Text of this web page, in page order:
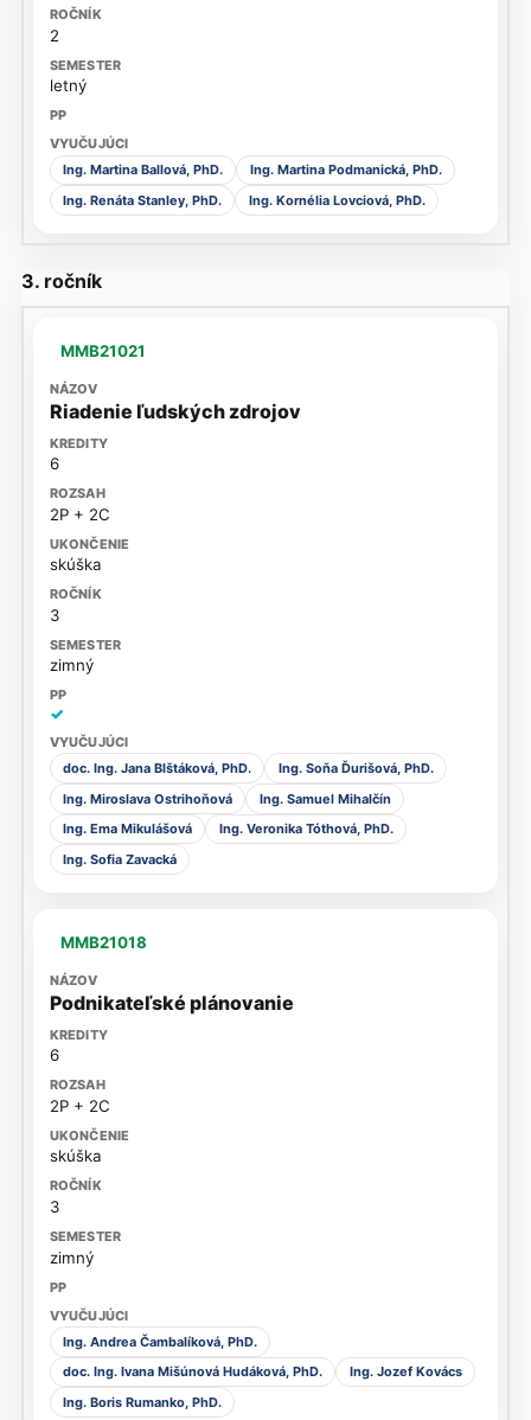
2
letný
Ing. Martina Ballová, PhD.
Ing. Martina Podmanická, PhD.
Ing. Renáta Stanley, PhD.
Ing. Kornélia Lovciová, PhD.
3. ročník
MMB21021
Riadenie ľudských zdrojov
6
2P + 2C
skúška
3
zimný
✓
doc. Ing. Jana Blštáková, PhD.
Ing. Soňa Ďurišová, PhD.
Ing. Miroslava Ostrihoňová
Ing. Samuel Mihalčín
Ing. Ema Mikulášová
Ing. Veronika Tóthová, PhD.
Ing. Sofia Zavacká
MMB21018
Podnikateľské plánovanie
6
2P + 2C
skúška
3
zimný
Ing. Andrea Čambalíková, PhD.
doc. Ing. Ivana Mišúnová Hudáková, PhD.
Ing. Jozef Kovács
Ing. Boris Rumanko, PhD.